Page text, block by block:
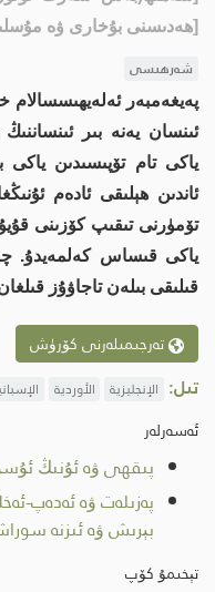
[ھەدىسنى بۇخارى ۋە
شەرھىسى
پەيغەمبەر ئەلەيھىسسالام
ئىنسان يەنە بىر
ياكى تام تۆپىسىدىن ياكى
ئاندىن ھېلىقى ئادەم
تۆمۈرنى تىقىپ كۆزىنى
ياكى قىساس كەلمەيدۇ.
قىلىقى بىلەن تاجاۋۇز
تەرجىمىلەرنى كۆرۈش
تىل: الإنجليزية الأوردية
ئەسەرلەر
پىقھى ۋە ئۇنىڭ
پەزىلەت ۋە ئەدەپ-
بېرىش ۋە ئىزنە
تېخىمۇ كۆپ